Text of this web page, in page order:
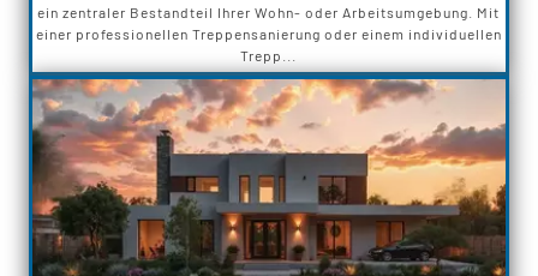
ein zentraler Bestandteil Ihrer Wohn- oder Arbeitsumgebung. Mit
einer professionellen Treppensanierung oder einem individuellen
Trepp...